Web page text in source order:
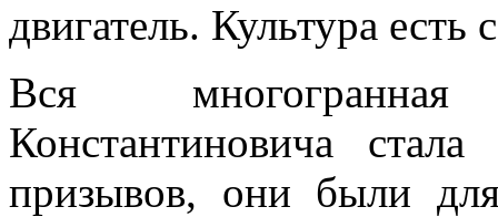
двигатель. Культура есть
Вся многогранная
Константиновича
призывов, они были